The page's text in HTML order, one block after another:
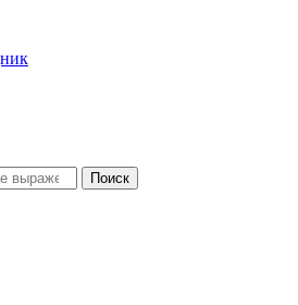
Поиск